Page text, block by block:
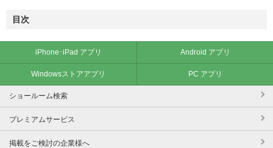
目次
iPhone･iPad アプリ Android アプリ
Windowsストアアプリ PC アプリ
ショールーム検索
プレミアムサービス
掲載をご検討の企業様へ